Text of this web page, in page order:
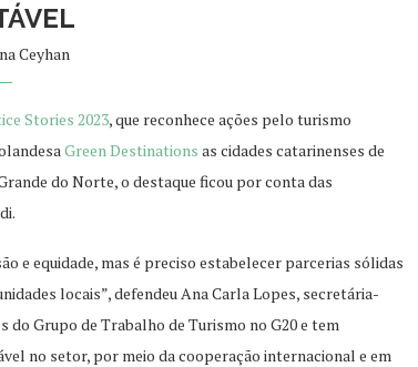
Ceyhan
Stories 2023, que reconhece ações pelo turismo
Green Destinations as cidades catarinenses de
do Norte, o destaque ficou por conta das
e equidade, mas é preciso estabelecer parcerias sólidas
locais”, defendeu Ana Carla Lopes, secretária-
Grupo de Trabalho de Turismo no G20 e tem
no setor, por meio da cooperação internacional e em